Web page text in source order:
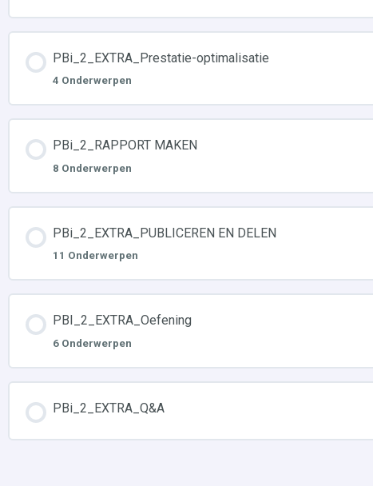
PBi_2_EXTRA_Prestatie-optimalisatie
4 Onderwerpen
PBi_2_RAPPORT MAKEN
8 Onderwerpen
PBi_2_EXTRA_PUBLICEREN EN DELEN
11 Onderwerpen
PBI_2_EXTRA_Oefening
6 Onderwerpen
PBi_2_EXTRA_Q&A